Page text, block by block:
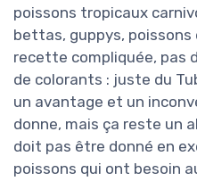
poissons tropicaux
bettas, guppys, poissons
recette compliquée, pas
de colorants : juste du
un avantage et un
donne, mais ça reste un
doit pas être donné en
poissons qui ont besoin